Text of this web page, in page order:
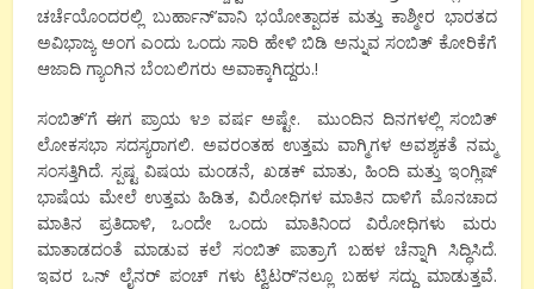
ಚರ್ಚೆಯೊಂದರಲ್ಲಿ ಬುರ್ಹಾನ್’ವಾನಿ ಭಯೋತ್ಪಾದಕ ಮತ್ತು ಕಾಶ್ಮೀರ ಭಾರತದ
ಅವಿಭಾಜ್ಯ ಅಂಗ ಎಂದು ಒಂದು ಸಾರಿ ಹೇಳಿ ಬಿಡಿ ಅನ್ನುವ ಸಂಬಿತ್ ಕೋರಿಕೆಗೆ
ಆಜಾದಿ ಗ್ಯಾಂಗಿನ ಬೆಂಬಲಿಗರು ಅವಾಕ್ಕಾಗಿದ್ದರು.!
ಸಂಬಿತ್’ಗೆ ಈಗ ಪ್ರಾಯ ೪೨ ವರ್ಷ ಅಷ್ಟೇ. ಮುಂದಿನ ದಿನಗಳಲ್ಲಿ ಸಂಬಿತ್
ಲೋಕಸಭಾ ಸದಸ್ಯರಾಗಲಿ. ಅವರಂತಹ ಉತ್ತಮ ವಾಗ್ಮಿಗಳ ಅವಶ್ಯಕತೆ ನಮ್ಮ
ಸಂಸತ್ತಿಗಿದೆ. ಸ್ಪಷ್ಟ ವಿಷಯ ಮಂಡನೆ, ಖಡಕ್ ಮಾತು, ಹಿಂದಿ ಮತ್ತು ಇಂಗ್ಲಿಷ್
ಭಾಷೆಯ ಮೇಲೆ ಉತ್ತಮ ಹಿಡಿತ, ವಿರೋಧಿಗಳ ಮಾತಿನ ದಾಳಿಗೆ ಮೊನಚಾದ
ಮಾತಿನ ಪ್ರತಿದಾಳಿ, ಒಂದೇ ಒಂದು ಮಾತಿನಿಂದ ವಿರೋಧಿಗಳು ಮರು
ಮಾತಾಡದಂತೆ ಮಾಡುವ ಕಲೆ ಸಂಬಿತ್ ಪಾತ್ರಾಗೆ ಬಹಳ ಚೆನ್ನಾಗಿ ಸಿದ್ಧಿಸಿದೆ.
ಇವರ ಒನ್ ಲೈನರ್ ಪಂಚ್ ಗಳು ಟ್ವಿಟರ್’ನಲ್ಲೂ ಬಹಳ ಸದ್ದು ಮಾಡುತ್ತವೆ.